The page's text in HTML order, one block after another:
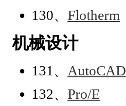
130、 Flotherm
机械设计
131、 AutoCAD
132、 Pro/E